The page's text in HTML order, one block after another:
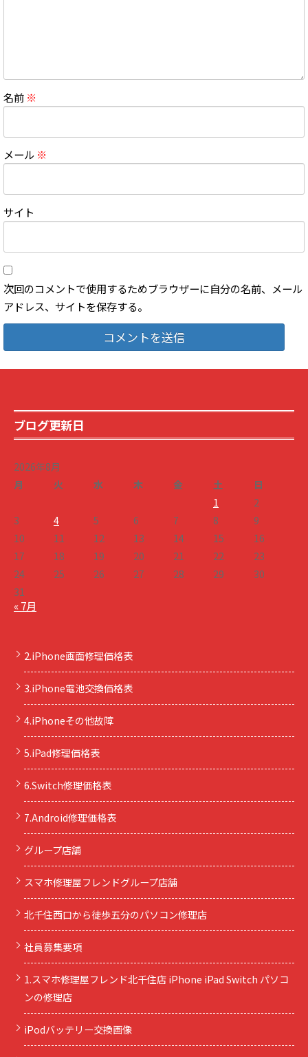
名前 ※
メール ※
サイト
次回のコメントで使用するためブラウザーに自分の名前、メール
アドレス、サイトを保存する。
ブログ更新日
2026年8月
月
火 水 木 金 土
日
1
2
3
4 5 6 7 8
9
10
11 12 13 14 15
16
17
18 19 20 21 22
23
24
25 26 27 28 29
30
31
« 7月
2.iPhone画面修理価格表
3.iPhone電池交換価格表
4.iPhoneその他故障
5.iPad修理価格表
6.Switch修理価格表
7.Android修理価格表
グループ店舗
スマホ修理屋フレンドグループ店舗
北千住西口から徒歩五分のパソコン修理店
社員募集要項
1.スマホ修理屋フレンド北千住店 iPhone iPad Switch パソコ
ンの修理店
iPodバッテリー交換画像